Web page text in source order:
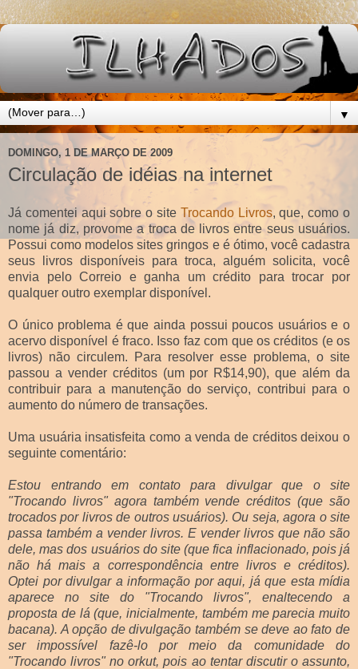
▼
DOMINGO, 1 DE MARÇO DE 2009
Circulação de idéias na internet
Já comentei aqui sobre o site Trocando Livros, que, como o
nome já diz, provome a troca de livros entre seus usuários.
Possui como modelos sites gringos e é ótimo, você cadastra
seus livros disponíveis para troca, alguém solicita, você
envia pelo Correio e ganha um crédito para trocar por
qualquer outro exemplar disponível.
O único problema é que ainda possui poucos usuários e o
acervo disponível é fraco. Isso faz com que os créditos (e os
livros) não circulem. Para resolver esse problema, o site
passou a vender créditos (um por R$14,90), que além da
contribuir para a manutenção do serviço, contribui para o
aumento do número de transações.
Uma usuária insatisfeita como a venda de créditos deixou o
seguinte comentário:
Estou entrando em contato para divulgar que o site
"Trocando livros" agora também vende créditos (que são
trocados por livros de outros usuários). Ou seja, agora o site
passa também a vender livros. E vender livros que não são
dele, mas dos usuários do site (que fica inflacionado, pois já
não há mais a correspondência entre livros e créditos).
Optei por divulgar a informação por aqui, já que esta mídia
aparece no site do "Trocando livros", enaltecendo a
proposta de lá (que, inicialmente, também me parecia muito
bacana). A opção de divulgação também se deve ao fato de
ser impossível fazê-lo por meio da comunidade do
"Trocando livros" no orkut, pois ao tentar discutir o assunto,